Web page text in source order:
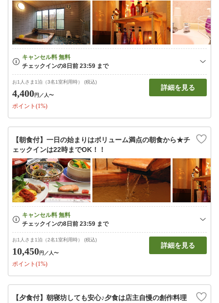
お1人さま1泊（3名1室利用時） (税込)
4,400円 ／人〜
ポイント(1%)
詳細を見る
【朝食付】一日の始まりはボリューム満点の朝食から★チ
ェックインは22時までOK！！
お1人さま1泊（2名1室利用時） (税込)
10,450円 ／人〜
ポイント(1%)
詳細を見る
【夕食付】朝寝坊しても安心♪夕食は店主自慢の創作料理